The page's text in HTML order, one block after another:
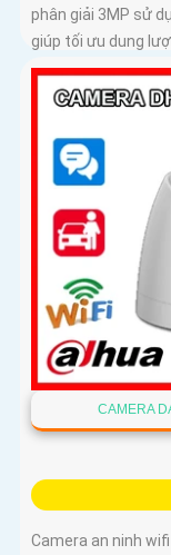
phân giải 3MP sử
giúp tối ưu dung
CAMERA
Camera an ninh wifi